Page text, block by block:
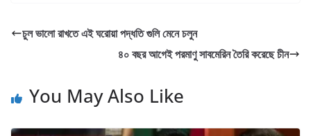
চুল ভালো রাখতে এই ঘরোয়া পদ্ধতি গুলি মেনে চলুন
৪০ বছর আগেই পরমাণু সাবমেরিন তৈরি করেছে চীন
You May Also Like